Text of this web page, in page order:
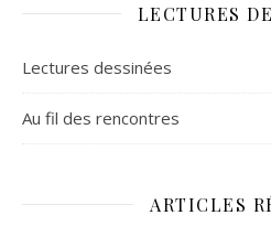
LECTURES
Lectures dessinées
Au fil des rencontres
ARTICLES